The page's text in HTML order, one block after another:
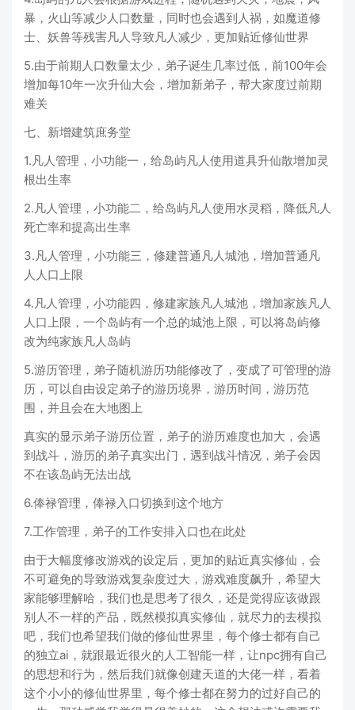
暴，火山等减少人口数量，同时也会遇到人祸，如魔道修
士、妖兽等残害凡人导致凡人减少，更加贴近修仙世界
5.由于前期人口数量太少，弟子诞生几率过低，前100年会
增加每10年一次升仙大会，增加新弟子，帮大家度过前期
难关
七、新增建筑庶务堂
1.凡人管理，小功能一，给岛屿凡人使用道具升仙散增加灵
根出生率
2.凡人管理，小功能二，给岛屿凡人使用水灵稻，降低凡人
死亡率和提高出生率
3.凡人管理，小功能三，修建普通凡人城池，增加普通凡
人人口上限
4.凡人管理，小功能四，修建家族凡人城池，增加家族凡人
人口上限，一个岛屿有一个总的城池上限，可以将岛屿修
改为纯家族凡人岛屿
5.游历管理，弟子随机游历功能修改了，变成了可管理的游
历，可以自由设定弟子的游历境界，游历时间，游历范
围，并且会在大地图上
真实的显示弟子游历位置，弟子的游历难度也加大，会遇
到战斗，游历的弟子真实出门，遇到战斗情况，弟子会因
不在该岛屿无法出战
6.俸禄管理，俸禄入口切换到这个地方
7.工作管理，弟子的工作安排入口也在此处
由于大幅度修改游戏的设定后，更加的贴近真实修仙，会
不可避免的导致游戏复杂度过大，游戏难度飙升，希望大
家能够理解哈，我们也是思考了很久，还是觉得应该做跟
别人不一样的产品，既然模拟真实修仙，就尽力的去模拟
吧，我们也希望我们做的修仙世界里，每个修士都有自己
的独立ai，就跟最近很火的人工智能一样，让npc拥有自己
的思想和行为，然后我们就像创建天道的大佬一样，看着
这个小小的修仙世界里，每个修士都在努力的过好自己的